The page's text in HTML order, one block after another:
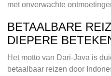
met onverwachte
BETAALBARE
DIEPERE
Het motto van Dari-Java is
betaalbaar reizen door